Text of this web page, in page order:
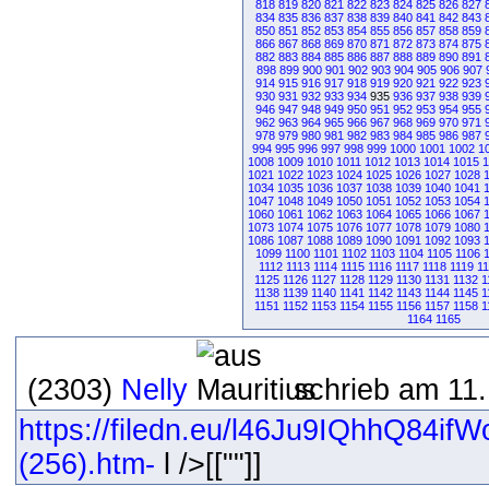
818 819 820 821 822 823 824 825 826 827
834 835 836 837 838 839 840 841 842 843
850 851 852 853 854 855 856 857 858 859
866 867 868 869 870 871 872 873 874 875
882 883 884 885 886 887 888 889 890 891
898 899 900 901 902 903 904 905 906 907
914 915 916 917 918 919 920 921 922 923
930 931 932 933 934 935 936 937 938 939
946 947 948 949 950 951 952 953 954 955
962 963 964 965 966 967 968 969 970 971
978 979 980 981 982 983 984 985 986 987
994 995 996 997 998 999 1000 1001 1002
1008 1009 1010 1011 1012 1013 1014 1015
1021 1022 1023 1024 1025 1026 1027 1028
1034 1035 1036 1037 1038 1039 1040 1041
1047 1048 1049 1050 1051 1052 1053 1054
1060 1061 1062 1063 1064 1065 1066 1067
1073 1074 1075 1076 1077 1078 1079 1080
1086 1087 1088 1089 1090 1091 1092 1093
1099 1100 1101 1102 1103 1104 1105 1106
1112 1113 1114 1115 1116 1117 1118 1119
1125 1126 1127 1128 1129 1130 1131 1132
1138 1139 1140 1141 1142 1143 1144 1145
1151 1152 1153 1154 1155 1156 1157 1158
1164 1165
(2303) Nelly
schrieb am
https://filedn.eu/
(256).htm- l />[[""]]